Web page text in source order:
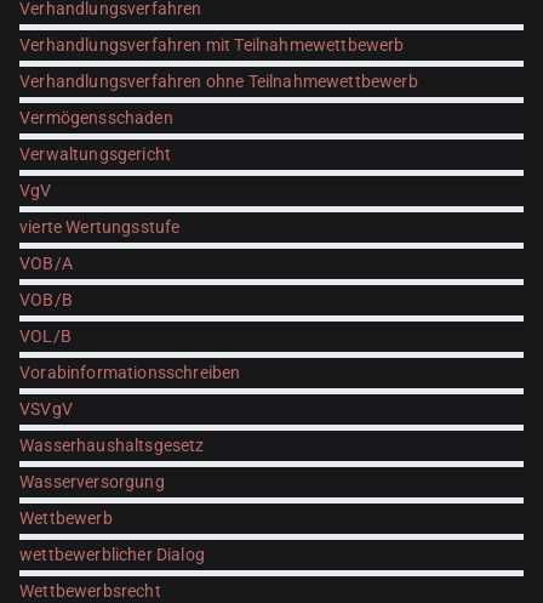
Verhandlungsverfahren
Verhandlungsverfahren mit Teilnahmewettbewerb
Verhandlungsverfahren ohne Teilnahmewettbewerb
Vermögensschaden
Verwaltungsgericht
VgV
vierte Wertungsstufe
VOB/A
VOB/B
VOL/B
Vorabinformationsschreiben
VSVgV
Wasserhaushaltsgesetz
Wasserversorgung
Wettbewerb
wettbewerblicher Dialog
Wettbewerbsrecht